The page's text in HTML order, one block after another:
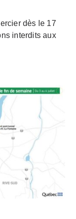
dès le 17
interdits aux